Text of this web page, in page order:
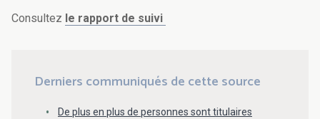
Consultez le rapport de suivi
Derniers communiqués de cette source
De plus en plus de personnes sont titulaires